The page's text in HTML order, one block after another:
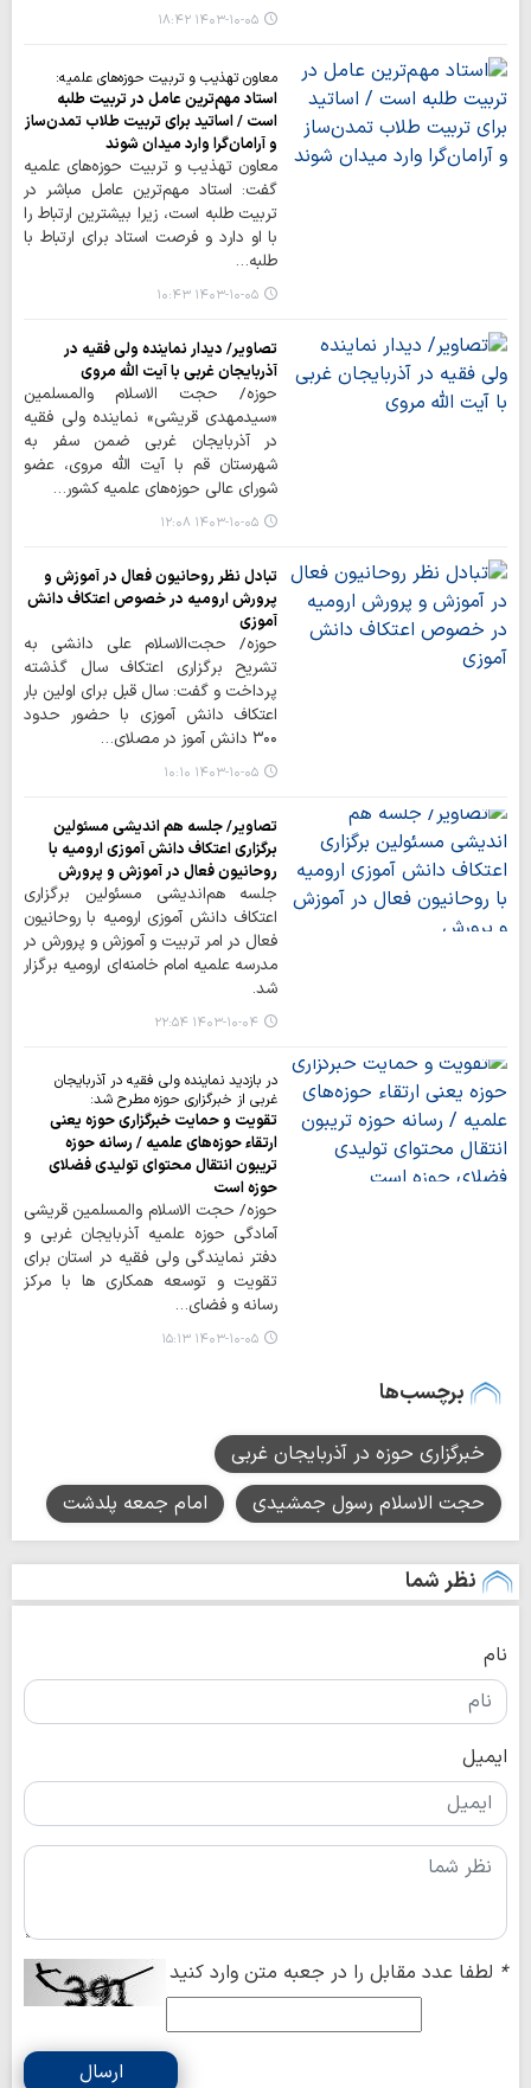
۱۴۰۳-۱۰-۰۵ ۱۸:۴۲
معاون تهذیب و تربیت حوزه‌های علمیه:
استاد مهم‌ترین عامل در تربیت طلبه
است / اساتید برای تربیت طلاب تمدن‌ساز
و آرامان‌گرا وارد میدان شوند
معاون تهذیب و تربیت حوزه‌های علمیه
گفت: استاد مهم‌ترین عامل مباشر در
تربیت طلبه است، زیرا بیشترین ارتباط را
با او دارد و فرصت استاد برای ارتباط با
طلبه…
۱۴۰۳-۱۰-۰۵ ۱۰:۴۳
تصاویر/ دیدار نماینده ولی فقیه در
آذربایجان غربی با آیت الله مروی
حوزه/ حجت الاسلام والمسلمین
«سیدمهدی قریشی» نماینده ولی فقیه
در آذربایجان غربی ضمن سفر به
شهرستان قم با آیت الله مروی، عضو
شورای عالی حوزه‌های علمیه کشور…
۱۴۰۳-۱۰-۰۵ ۱۲:۰۸
تبادل نظر روحانیون فعال در آموزش و
پرورش ارومیه در خصوص اعتکاف دانش
آموزی
حوزه/ حجت‌الاسلام علی دانشی به
تشریح برگزاری اعتکاف سال گذشته
پرداخت و گفت: سال قبل برای اولین بار
اعتکاف دانش آموزی با حضور حدود
۳۰۰ دانش آموز در مصلای…
۱۴۰۳-۱۰-۰۵ ۱۰:۱۰
تصاویر/ جلسه هم اندیشی مسئولین
برگزاری اعتکاف دانش آموزی ارومیه با
روحانیون فعال در آموزش و پرورش
جلسه هم‌اندیشی مسئولین برگزاری
اعتکاف دانش آموزی ارومیه با روحانیون
فعال در امر تربیت و آموزش و پرورش در
مدرسه علمیه امام خامنه‌ای ارومیه برگزار
شد.
۱۴۰۳-۱۰-۰۴ ۲۲:۵۴
در بازدید نماینده ولی فقیه در آذربایجان
غربی از خبرگزاری حوزه مطرح شد:
تقویت و حمایت خبرگزاری حوزه یعنی
ارتقاء حوزه‌های علمیه / رسانه حوزه
تریبون انتقال محتوای تولیدی فضلای
حوزه است
حوزه/ حجت الاسلام والمسلمین قریشی
آمادگی حوزه علمیه آذربایجان غربی و
دفتر نمایندگی ولی فقیه در استان برای
تقویت و توسعه همکاری ها با مرکز
رسانه و فضای…
۱۴۰۳-۱۰-۰۵ ۱۵:۱۳
برچسب‌ها
خبرگزاری حوزه در آذربایجان غربی
حجت الاسلام رسول جمشیدی
امام جمعه پلدشت
نظر شما
نام
ایمیل
* لطفا عدد مقابل را در جعبه متن وارد کنید
ارسال